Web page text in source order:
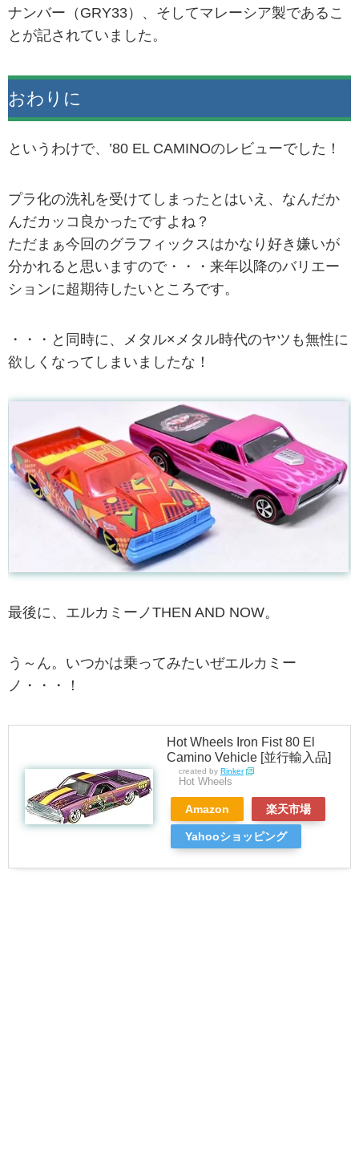
ナンバー（GRY33）、そしてマレーシア製であるこ
とが記されていました。
おわりに
というわけで、’80 EL CAMINOのレビューでした！
プラ化の洗礼を受けてしまったとはいえ、なんだか
んだカッコ良かったですよね？
ただまぁ今回のグラフィックスはかなり好き嫌いが
分かれると思いますので・・・来年以降のバリエー
ションに超期待したいところです。
・・・と同時に、メタル×メタル時代のヤツも無性に
欲しくなってしまいましたな！
最後に、エルカミーノTHEN AND NOW。
う～ん。いつかは乗ってみたいぜエルカミー
ノ・・・！
Hot Wheels Iron Fist 80 El
Camino Vehicle [並行輸入品]
created by Rinker
Hot Wheels
Amazon 楽天市場
Yahooショッピング